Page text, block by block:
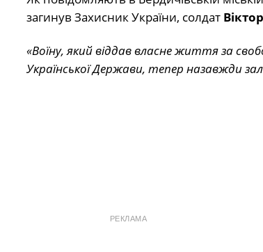
загинув Захисник України, солдат
«Воїну, який віддав власне життя за
Української Держави, тепер назавжди
РЕКЛАМА